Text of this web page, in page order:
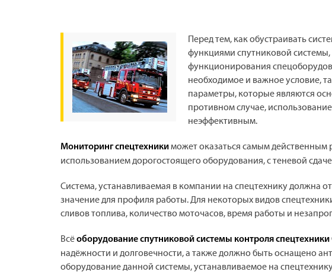
Перед тем, как обустраивать
функциями спутниковой
функционирования
необходимое и важное условие,
параметры, которые являются
противном случае,
неэффективным.
Мониторинг спецтехникиможет оказаться самым
использованием дорогостоящего оборудования, с теневой
Система, устанавливаемая в компании на спецтехнику
значение для профиля работы. Для некоторых видов
сливов топлива, количество моточасов, время работы и
Всёоборудование спутниковой системы контроля спецтехники
надёжности и долговечности, а также должно быть оснащено
оборудование данной системы, устанавливаемое на